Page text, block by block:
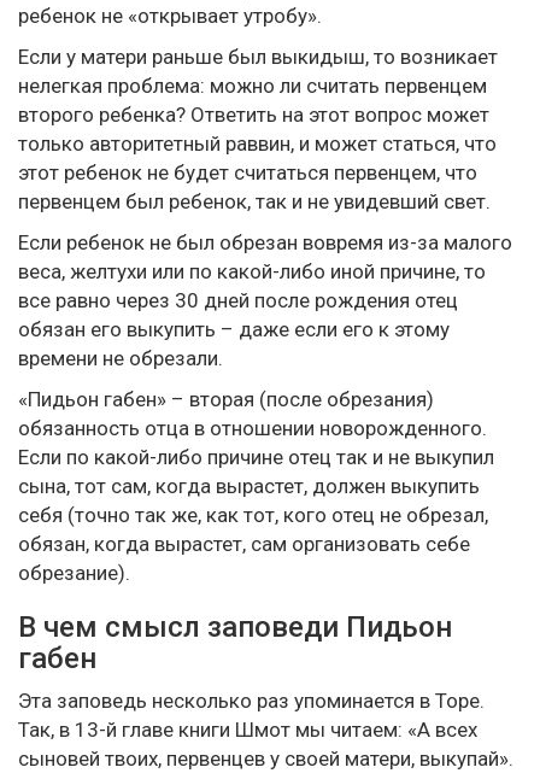
ребенок не «открывает утробу».
Если у матери раньше был выкидыш, то возникает
нелегкая проблема: можно ли считать первенцем
второго ребенка? Ответить на этот вопрос может
только авторитетный раввин, и может статься, что
этот ребенок не будет считаться первенцем, что
первенцем был ребенок, так и не увидевший свет.
Если ребенок не был обрезан вовремя из-за малого
веса, желтухи или по какой-либо иной причине, то
все равно через 30 дней после рождения отец
обязан его выкупить – даже если его к этому
времени не обрезали.
«Пидьон габен» – вторая (после обрезания)
обязанность отца в отношении новорожденного.
Если по какой-либо причине отец так и не выкупил
сына, тот сам, когда вырастет, должен выкупить
себя (точно так же, как тот, кого отец не обрезал,
обязан, когда вырастет, сам организовать себе
обрезание).
В чем смысл заповеди Пидьон
габен
Эта заповедь несколько раз упоминается в Торе.
Так, в 13-й главе книги Шмот мы читаем: «А всех
сыновей твоих, первенцев у своей матери, выкупай».